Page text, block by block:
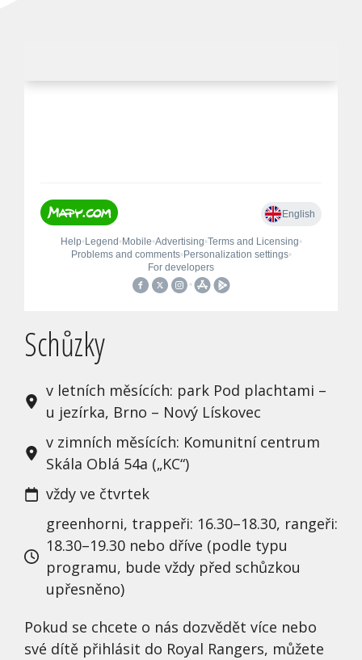
Schůzky
v letních měsících: park Pod plachtami –⁠
u jezírka, Brno – Nový Lískovec
v zimních měsících: Komunitní centrum
Skála Oblá 54a („KC“)
vždy ve čtvrtek
greenhorni, trappeři: 16.30–⁠18.30, rangeři:
18.30–⁠19.30 nebo dříve (podle typu
programu, bude vždy před schůzkou
upřesněno)
Pokud se chcete o nás dozvědět více nebo
své dítě přihlásit do Royal Rangers, můžete